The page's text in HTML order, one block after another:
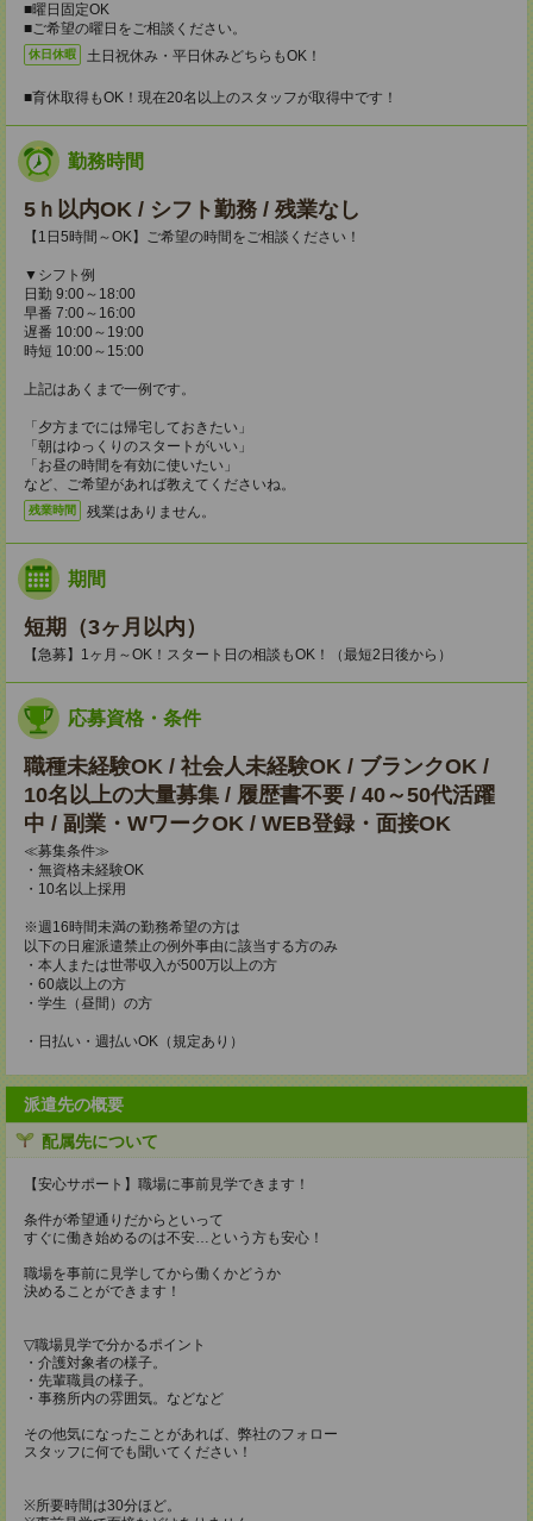
■曜日固定OK
■ご希望の曜日をご相談ください。
休日休暇 土日祝休み・平日休みどちらもOK！
■育休取得もOK！現在20名以上のスタッフが取得中です！
勤務時間
5ｈ以内OK / シフト勤務 / 残業なし
【1日5時間～OK】ご希望の時間をご相談ください！
▼シフト例
日勤 9:00～18:00
早番 7:00～16:00
遅番 10:00～19:00
時短 10:00～15:00
上記はあくまで一例です。
「夕方までには帰宅しておきたい」
「朝はゆっくりのスタートがいい」
「お昼の時間を有効に使いたい」
など、ご希望があれば教えてくださいね。
残業時間 残業はありません。
期間
短期（3ヶ月以内）
【急募】1ヶ月～OK！スタート日の相談もOK！（最短2日後から）
応募資格・条件
職種未経験OK / 社会人未経験OK / ブランクOK /
10名以上の大量募集 / 履歴書不要 / 40～50代活躍
中 / 副業・WワークOK / WEB登録・面接OK
≪募集条件≫
・無資格未経験OK
・10名以上採用
※週16時間未満の勤務希望の方は
以下の日雇派遣禁止の例外事由に該当する方のみ
・本人または世帯収入が500万以上の方
・60歳以上の方
・学生（昼間）の方
・日払い・週払いOK（規定あり）
派遣先の概要
配属先について
【安心サポート】職場に事前見学できます！
条件が希望通りだからといって
すぐに働き始めるのは不安…という方も安心！
職場を事前に見学してから働くかどうか
決めることができます！
▽職場見学で分かるポイント
・介護対象者の様子。
・先輩職員の様子。
・事務所内の雰囲気。などなど
その他気になったことがあれば、弊社のフォロー
スタッフに何でも聞いてください！
※所要時間は30分ほど。